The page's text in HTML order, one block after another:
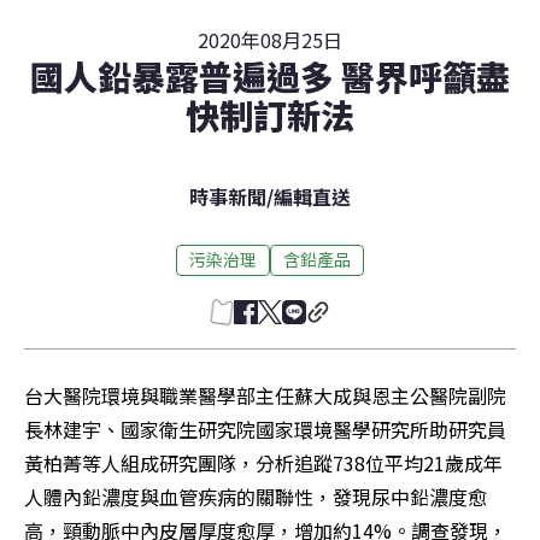
2020年08月25日
國人鉛暴露普遍過多 醫界呼籲盡
快制訂新法
時事新聞/編輯直送
污染治理 含鉛產品
台大醫院環境與職業醫學部主任蘇大成與恩主公醫院副院
長林建宇、國家衛生研究院國家環境醫學研究所助研究員
黃柏菁等人組成研究團隊，分析追蹤738位平均21歲成年
人體內鉛濃度與血管疾病的關聯性，發現尿中鉛濃度愈
高，頸動脈中內皮層厚度愈厚，增加約14%。調查發現，